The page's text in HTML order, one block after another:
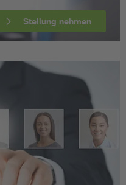
Stellung nehmen